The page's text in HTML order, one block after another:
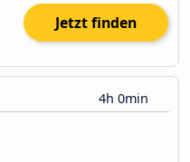
Jetzt finden
4h 0min